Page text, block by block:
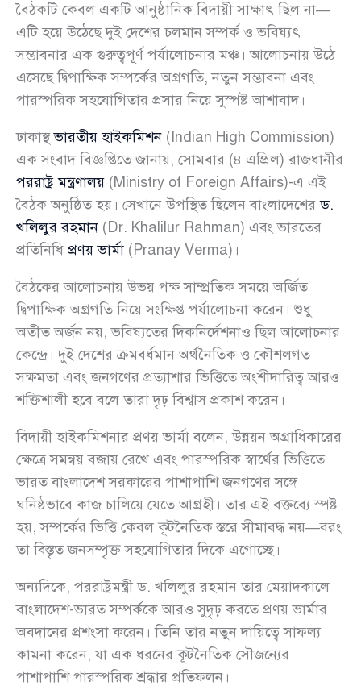
বৈঠকটি কেবল একটি আনুষ্ঠানিক বিদায়ী সাক্ষাৎ ছিল না—
এটি হয়ে উঠেছে দুই দেশের চলমান সম্পর্ক ও ভবিষ্যৎ
সম্ভাবনার এক গুরুত্বপূর্ণ পর্যালোচনার মঞ্চ। আলোচনায় উঠে
এসেছে দ্বিপাক্ষিক সম্পর্কের অগ্রগতি, নতুন সম্ভাবনা এবং
পারস্পরিক সহযোগিতার প্রসার নিয়ে সুস্পষ্ট আশাবাদ।
ঢাকাস্থভারতীয় হাইকমিশন (Indian High Commission)
এক সংবাদ বিজ্ঞপ্তিতে জানায়, সোমবার (৪ এপ্রিল) রাজধানীর
পররাষ্ট্র মন্ত্রণালয় (Ministry of Foreign Affairs)-এ এই
বৈঠক অনুষ্ঠিত হয়। সেখানে উপস্থিত ছিলেন বাংলাদেশেরড.
খলিলুর রহমান (Dr. Khalilur Rahman) এবং ভারতের
প্রতিনিধি প্রণয় ভার্মা (Pranay Verma)।
বৈঠকের আলোচনায় উভয় পক্ষ সাম্প্রতিক সময়ে অর্জিত
দ্বিপাক্ষিক অগ্রগতি নিয়ে সংক্ষিপ্ত পর্যালোচনা করেন। শুধু
অতীত অর্জন নয়, ভবিষ্যতের দিকনির্দেশনাও ছিল আলোচনার
কেন্দ্রে। দুই দেশের ক্রমবর্ধমান অর্থনৈতিক ও কৌশলগত
সক্ষমতা এবং জনগণের প্রত্যাশার ভিত্তিতে অংশীদারিত্ব আরও
শক্তিশালী হবে বলে তারা দৃঢ় বিশ্বাস প্রকাশ করেন।
বিদায়ী হাইকমিশনার প্রণয় ভার্মা বলেন, উন্নয়ন অগ্রাধিকারের
ক্ষেত্রে সমন্বয় বজায় রেখে এবং পারস্পরিক স্বার্থের ভিত্তিতে
ভারত বাংলাদেশ সরকারের পাশাপাশি জনগণের সঙ্গে
ঘনিষ্ঠভাবে কাজ চালিয়ে যেতে আগ্রহী। তার এই বক্তব্যে স্পষ্ট
হয়, সম্পর্কের ভিত্তি কেবল কূটনৈতিক স্তরে সীমাবদ্ধ নয়—বরং
তা বিস্তৃত জনসম্পৃক্ত সহযোগিতার দিকে এগোচ্ছে।
অন্যদিকে, পররাষ্ট্রমন্ত্রী ড. খলিলুর রহমান তার মেয়াদকালে
বাংলাদেশ-ভারত সম্পর্ককে আরও সুদৃঢ় করতে প্রণয় ভার্মার
অবদানের প্রশংসা করেন। তিনি তার নতুন দায়িত্বে সাফল্য
কামনা করেন, যা এক ধরনের কূটনৈতিক সৌজন্যের
পাশাপাশি পারস্পরিক শ্রদ্ধার প্রতিফলন।